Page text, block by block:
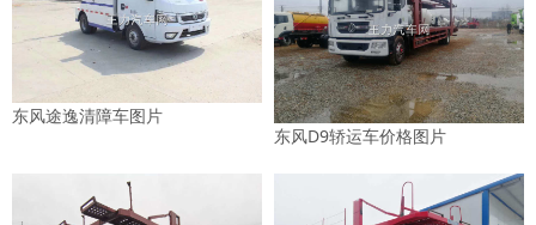
东风途逸清障车图片
东风D9轿运车价格图片